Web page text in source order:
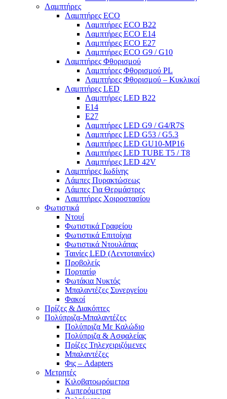
Λαμπτήρες
Λαμπτήρες ECO
Λαμπτήρες ECO B22
Λαμπτήρες ECO E14
Λαμπτήρες ECO E27
Λαμπτήρες ECO G9 / G10
Λαμπτήρες Φθορισμού
Λαμπτήρες Φθορισμού PL
Λαμπτήρες Φθορισμού – Κυκλικοί
Λαμπτήρες LED
Λαμπτήρες LED B22
E14
E27
Λαμπτήρες LED G9 / G4/R7S
Λαμπτήρες LED G53 / G5.3
Λαμπτήρες LED GU10-ΜΡ16
Λαμπτήρες LED TUBE T5 / T8
Λαμπτήρες LED 42V
Λαμπτήρες Ιωδίνης
Λάμπες Πυρακτώσεως
Λάμπες Για Θερμάστρες
Λαμπτήρες Χοιροστασίου
Φωτιστικά
Ντουί
Φωτιστικά Γραφείου
Φωτιστικά Επιτοίχια
Φωτιστικά Ντουλάπας
Ταινίες LED (Λεντοταινίες)
Προβολείς
Πορτατίφ
Φωτάκια Νυκτός
Μπαλαντέζες Συνεργείου
Φακοί
Πρίζες & Διακόπτες
Πολύπριζα-Μπαλαντέζες
Πολύπριζα Με Καλώδιο
Πολύπριζα & Ασφαλείας
Πρίζες Τηλεχειριζόμενες
Μπαλαντέζες
Φις – Adapters
Μετρητές
Κιλοβατοωρόμετρα
Αμπερόμετρα